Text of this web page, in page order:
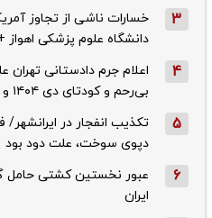
3
خسارات ناشی از تجاوز
دانشگاه علوم پزشکی
4
اعلام جرم دادستانی تهران
بی‌رحم و کودتای دی‌ ۱۴۰۴ و جنگ رمضان
5
تکذیب ‌انفجار در
دپوی سوخت، علت دود بود
6
عبور نخستین کشتی حامل
ایران